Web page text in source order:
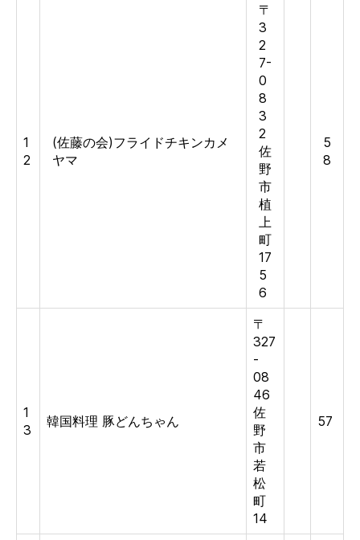
1
2
(佐藤の会)フライドチキンカメ
ヤマ
〒
3
2
7-
0
8
3
2
佐
野
市
植
上
町
17
5
6
5
8
1
3
韓国料理 豚どんちゃん
〒
327
-
08
46
佐
野
市
若
松
町
14
57